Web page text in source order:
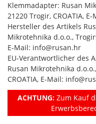
Klemmadapter: Rusan
21220 Trogir, CROATIA,
Hersteller des Artikels
Mikrotehnika d.o.o.,
E-Mail: info@rusan.hr
EU-Verantwortlicher des
Rusan Mikrotehnika
CROATIA, E-Mail:
ACHTUNG:Zum Kauf